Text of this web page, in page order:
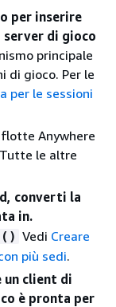
per inserire
server di gioco
principale
di gioco. Per le
per le sessioni
Anywhere
le altre
converti la
in.
Vedi Creare
più sedi.
un client di
è pronta per